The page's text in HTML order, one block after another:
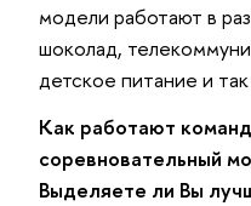
модели работают в
шоколад,
детское питание и
Как работают
соревновательный
Выделяете ли Вы